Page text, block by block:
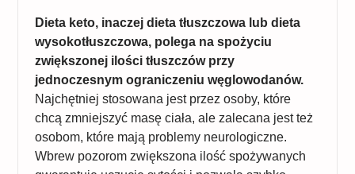
Dieta keto, inaczej dieta tłuszczowa lub dieta
wysokotłuszczowa, polega na spożyciu
zwiększonej ilości tłuszczów przy
jednoczesnym ograniczeniu węglowodanów.
Najchętniej stosowana jest przez osoby, które
chcą zmniejszyć masę ciała, ale zalecana jest też
osobom, które mają problemy neurologiczne.
Wbrew pozorom zwiększona ilość spożywanych